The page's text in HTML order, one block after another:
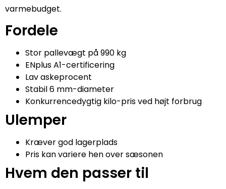
varmebudget.
Fordele
Stor pallevægt på 990 kg
ENplus A1-certificering
Lav askeprocent
Stabil 6 mm-diameter
Konkurrencedygtig kilo-pris ved højt forbrug
Ulemper
Kræver god lagerplads
Pris kan variere hen over sæsonen
Hvem den passer til